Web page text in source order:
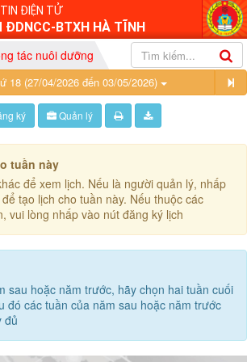
ĐIỆN TỬ
ĐDNCC-BTXH HÀ TĨNH
tác nuôi dưỡng
18 (27/04/2026 đến 03/05/2026)
ký Quản lý
tuần này
để xem lịch. Nếu là người quản lý, nhấp
tạo lịch cho tuần này. Nếu thuộc các
vui lòng nhấp vào nút đăng ký lịch
sau hoặc năm trước, hãy chọn hai tuần cuối
đó các tuần của năm sau hoặc năm trước
đủ